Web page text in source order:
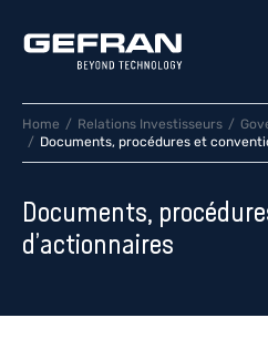
Home Relations Investisseurs
Documents, procédures et
Documents,
d’actionnaires